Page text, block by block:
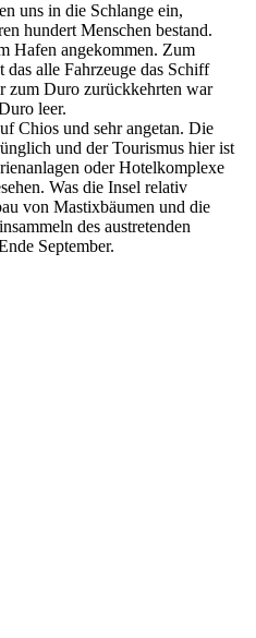
uns in die Schlange ein,
hundert Menschen bestand.
Hafen angekommen. Zum
alle Fahrzeuge das Schiff
zum Duro zurückkehrten war
leer.
Chios und sehr angetan. Die
und der Tourismus hier ist
oder Hotelkomplexe
Was die Insel relativ
von Mastixbäumen und die
des austretenden
September.